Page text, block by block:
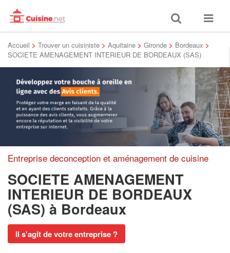
Toggle
search
Toggle
Accueil > Trouver un cuisiniste > Aquitaine > Gironde > Bordeaux >
SOCIETE AMENAGEMENT INTERIEUR DE BORDEAUX (SAS)
Entreprise deconception et aménagement de cuisine
SOCIETE AMENAGEMENT
INTERIEUR DE BORDEAUX
(SAS) à Bordeaux
Il s'agit de votre entreprise ?